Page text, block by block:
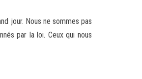
jour. Nous ne sommes pas
par la loi. Ceux qui nous